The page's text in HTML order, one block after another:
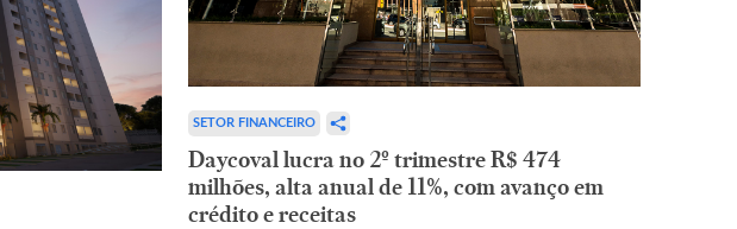
SETOR FINANCEIRO
Daycoval lucra no 2º trimestre R$ 474
milhões, alta anual de 11%, com avanço em
crédito e receitas